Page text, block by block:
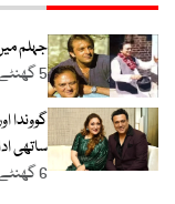
جہلم
5 گھنٹے قبل
گووندا
ساتھی
6 گھنٹے قبل